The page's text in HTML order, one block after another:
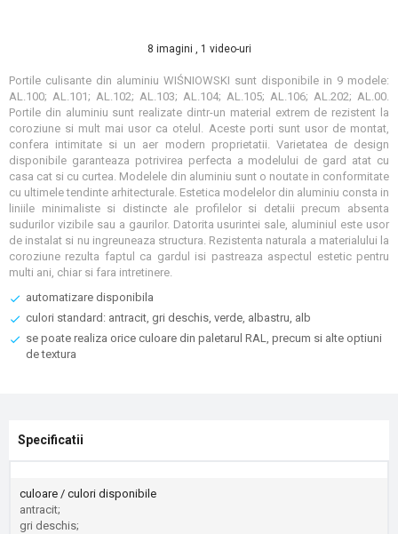
8 imagini , 1 video-uri
Portile culisante din aluminiu WIŚNIOWSKI sunt disponibile in 9 modele:
AL.100; AL.101; AL.102; AL.103; AL.104; AL.105; AL.106; AL.202; AL.00.
Portile din aluminiu sunt realizate dintr-un material extrem de rezistent la
coroziune si mult mai usor ca otelul. Aceste porti sunt usor de montat,
confera intimitate si un aer modern proprietatii. Varietatea de design
disponibile garanteaza potrivirea perfecta a modelului de gard atat cu
casa cat si cu curtea. Modelele din aluminiu sunt o noutate in conformitate
cu ultimele tendinte arhitecturale. Estetica modelelor din aluminiu consta in
liniile minimaliste si distincte ale profilelor si detalii precum absenta
sudurilor vizibile sau a gaurilor. Datorita usurintei sale, aluminiul este usor
de instalat si nu ingreuneaza structura. Rezistenta naturala a materialului la
coroziune rezulta faptul ca gardul isi pastreaza aspectul estetic pentru
multi ani, chiar si fara intretinere.
automatizare disponibila
culori standard: antracit, gri deschis, verde, albastru, alb
se poate realiza orice culoare din paletarul RAL, precum si alte optiuni
de textura
Specificatii
culoare / culori disponibile
antracit;
gri deschis;